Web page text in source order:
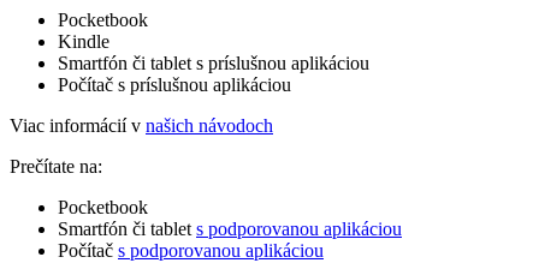
Pocketbook
Kindle
Smartfón či tablet s príslušnou aplikáciou
Počítač s príslušnou aplikáciou
Viac informácií v našich návodoch
Prečítate na:
Pocketbook
Smartfón či tablet s podporovanou aplikáciou
Počítač s podporovanou aplikáciou